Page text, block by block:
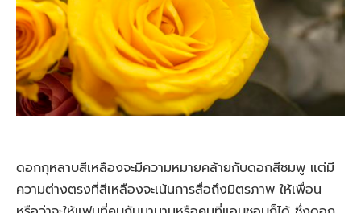
ดอกกุหลาบสีเหลืองจะมีความหมายคล้ายกับดอกสีชมพู แต่มี
ความต่างตรงที่สีเหลืองจะเน้นการสื่อถึงมิตรภาพ ให้เพื่อน